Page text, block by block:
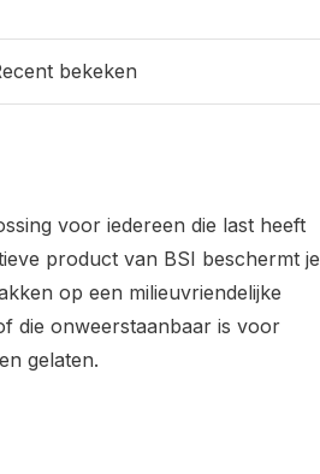
bekeken
voor iedereen die last heeft
product van BSI beschermt je
op een milieuvriendelijke
die onweerstaanbaar is voor
gelaten.